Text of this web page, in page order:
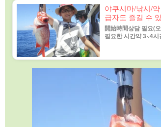
야쿠시마/낚시/
급자도 즐길 수
開始時間상담 필요(
필요한 시간약 3~4시